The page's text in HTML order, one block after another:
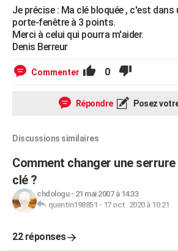
Bricolage
Lifestyle
Culture
Sport
Auto
Television
Voyage
Cinema
Je précise : Ma clé bloquée , c'est dans
porte-fenêtre à 3 points.
Merci à celui qui pourra m'aider.
Denis Berreur
Commenter 0
Répondre Posez
Discussions similaires
Comment changer une
clé ?
chdologu- 21 mai 2007 à 14:33
quentin198851 - 17 oct. 2020 à 10:21
22 réponses